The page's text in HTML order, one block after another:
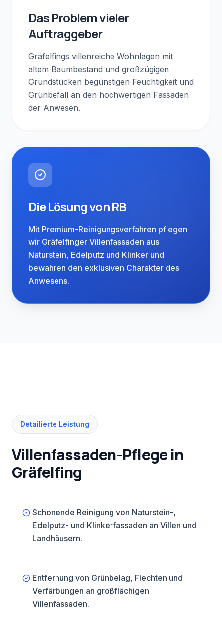
Das Problem vieler
Auftraggeber
Gräfelfings villenreiche Wohnlagen mit
altem Baumbestand und großzügigen
Grundstücken begünstigen Feuchtigkeit und
Grünbefall an den hochwertigen Fassaden
der Anwesen.
Die Lösung von RB
Mit Premium-Reinigungsverfahren pflegen
wir Gräfelfinger Villenfassaden aus
Naturstein, Edelputz und Klinker und
bewahren den exklusiven Charakter des
Anwesens.
Regional verwurzelt.
Gräfelfing im Würmtal westlich von
München zählt zu den exklusivsten
beeindruckenden Villen und
Detailierte Leistung
Villenfassaden-Pflege in
Gräfelfing
Schonende Reinigung von Naturstein-,
Edelputz- und Klinkerfassaden an Villen und
Landhäusern.
Entfernung von Grünbelag, Flechten und
Verfärbungen an großflächigen
Villenfassaden.